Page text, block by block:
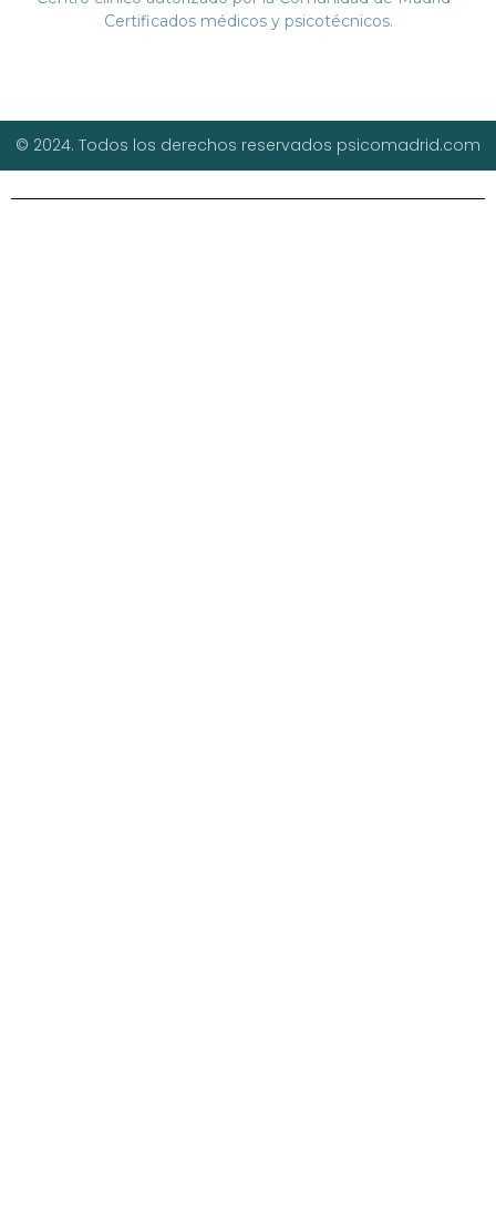
Certificados médicos y psicotécnicos.
© 2024. Todos los derechos reservados psicomadrid.com